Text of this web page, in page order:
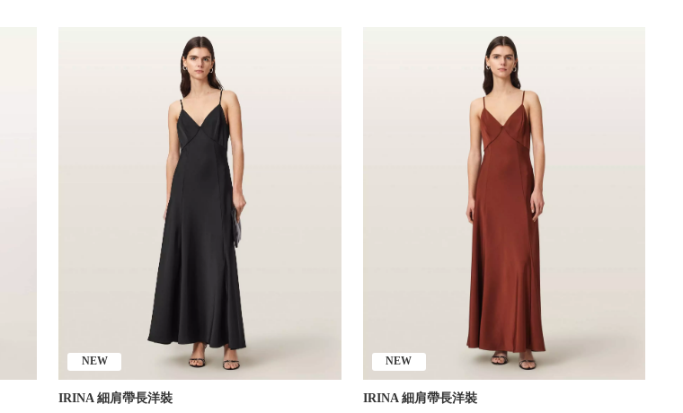
NEW
IRINA 細肩帶長洋裝
NEW
IRINA 細肩帶長洋裝